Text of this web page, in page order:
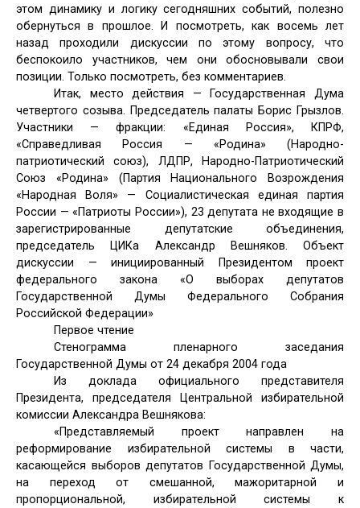
этом динамику и логику сегодняшних событий, полезно
обернуться в прошлое. И посмотреть, как восемь лет
назад проходили дискуссии по этому вопросу, что
беспокоило участников, чем они обосновывали свои
позиции. Только посмотреть, без комментариев.
Итак, место действия — Государственная Дума
четвертого созыва. Председатель палаты Борис Грызлов.
Участники — фракции: «Единая Россия», КПРФ,
«Справедливая Россия — «Родина» (Народно-
патриотический союз), ЛДПР, Народно-Патриотический
Союз «Родина» (Партия Национального Возрождения
«Народная Воля» — Социалистическая единая партия
России — «Патриоты России»), 23 депутата не входящие в
зарегистрированные депутатские объединения,
председатель ЦИКа Александр Вешняков. Объект
дискуссии — инициированный Президентом проект
федерального закона «О выборах депутатов
Государственной Думы Федерального Собрания
Российской Федерации»
Первое чтение
Стенограмма пленарного заседания
Государственной Думы от 24 декабря 2004 года
Из доклада официального представителя
Президента, председателя Центральной избирательной
комиссии Александра Вешнякова:
«Представляемый проект направлен на
реформирование избирательной системы в части,
касающейся выборов депутатов Государственной Думы,
на переход от смешанной, мажоритарной и
пропорциональной, избирательной системы к